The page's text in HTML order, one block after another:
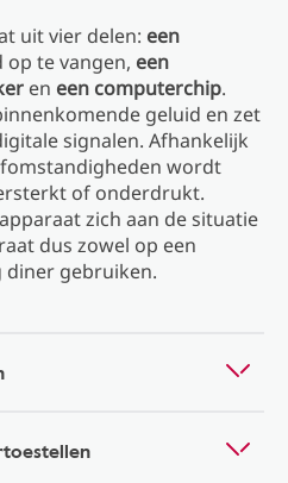
uit vier delen: een
te vangen, een
en een computerchip.
geluid en zet
signalen. Afhankelijk
wordt
of onderdrukt.
zich aan de situatie
dus zowel op een
diner gebruiken.